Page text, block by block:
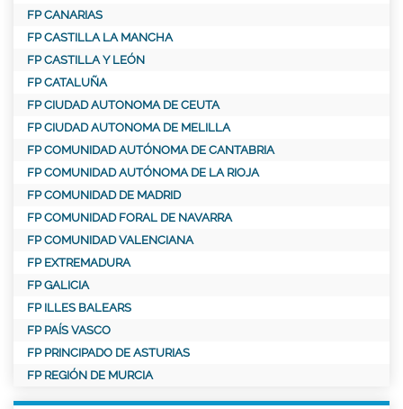
FP CANARIAS
FP CASTILLA LA MANCHA
FP CASTILLA Y LEÓN
FP CATALUÑA
FP CIUDAD AUTONOMA DE CEUTA
FP CIUDAD AUTONOMA DE MELILLA
FP COMUNIDAD AUTÓNOMA DE CANTABRIA
FP COMUNIDAD AUTÓNOMA DE LA RIOJA
FP COMUNIDAD DE MADRID
FP COMUNIDAD FORAL DE NAVARRA
FP COMUNIDAD VALENCIANA
FP EXTREMADURA
FP GALICIA
FP ILLES BALEARS
FP PAÍS VASCO
FP PRINCIPADO DE ASTURIAS
FP REGIÓN DE MURCIA